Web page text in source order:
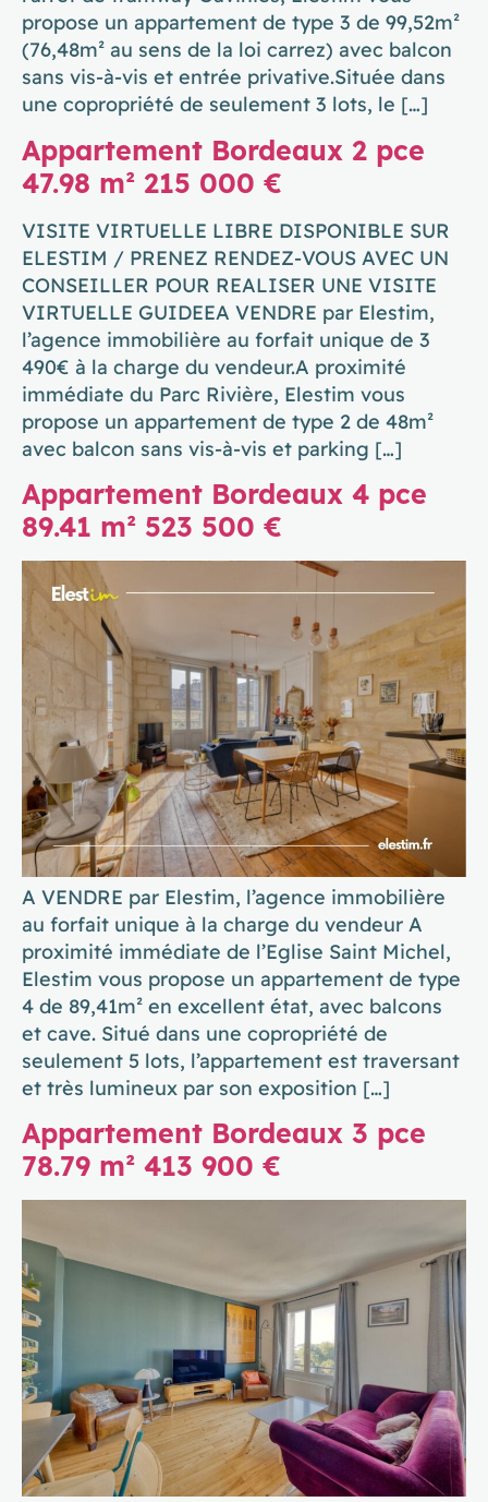
propose un appartement de type 3 de 99,52m²
(76,48m² au sens de la loi carrez) avec balcon
sans vis-à-vis et entrée privative.Située dans
une copropriété de seulement 3 lots, le […]
Appartement Bordeaux 2 pce
47.98 m² 215 000 €
VISITE VIRTUELLE LIBRE DISPONIBLE SUR
ELESTIM / PRENEZ RENDEZ-VOUS AVEC UN
CONSEILLER POUR REALISER UNE VISITE
VIRTUELLE GUIDEEA VENDRE par Elestim,
l’agence immobilière au forfait unique de 3
490€ à la charge du vendeur.A proximité
immédiate du Parc Rivière, Elestim vous
propose un appartement de type 2 de 48m²
avec balcon sans vis-à-vis et parking […]
Appartement Bordeaux 4 pce
89.41 m² 523 500 €
A VENDRE par Elestim, l’agence immobilière
au forfait unique à la charge du vendeur A
proximité immédiate de l’Eglise Saint Michel,
Elestim vous propose un appartement de type
4 de 89,41m² en excellent état, avec balcons
et cave. Situé dans une copropriété de
seulement 5 lots, l’appartement est traversant
et très lumineux par son exposition […]
Appartement Bordeaux 3 pce
78.79 m² 413 900 €